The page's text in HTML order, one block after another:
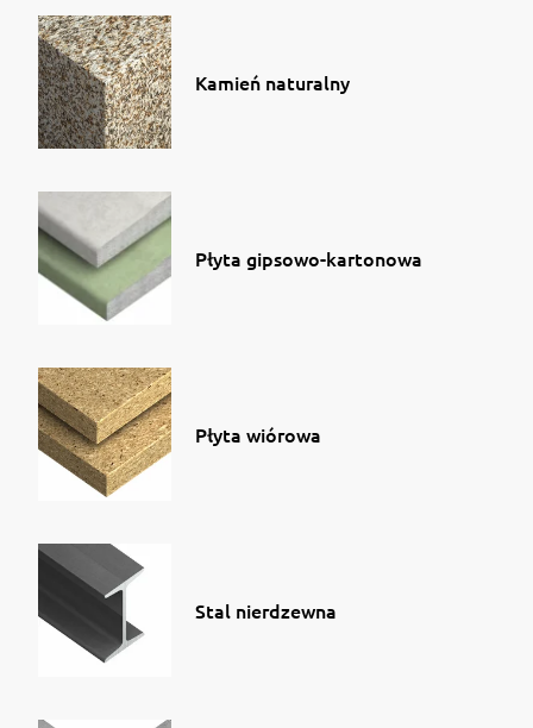
Kamień naturalny
Płyta gipsowo-kartonowa
Płyta wiórowa
Stal nierdzewna